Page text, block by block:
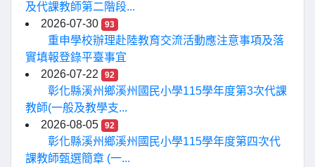
及代課教師第二階段...
2026-07-30
93
重申學校辦理赴陸教育交流活動應注意事項及落
實填報登錄平臺事宜
2026-07-22
92
彰化縣溪州鄉溪州國民小學115學年度第3次代課
教師(一般及教學支...
2026-08-05
92
彰化縣溪州鄉溪州國民小學115學年度第四次代
課教師甄選簡章 (一...